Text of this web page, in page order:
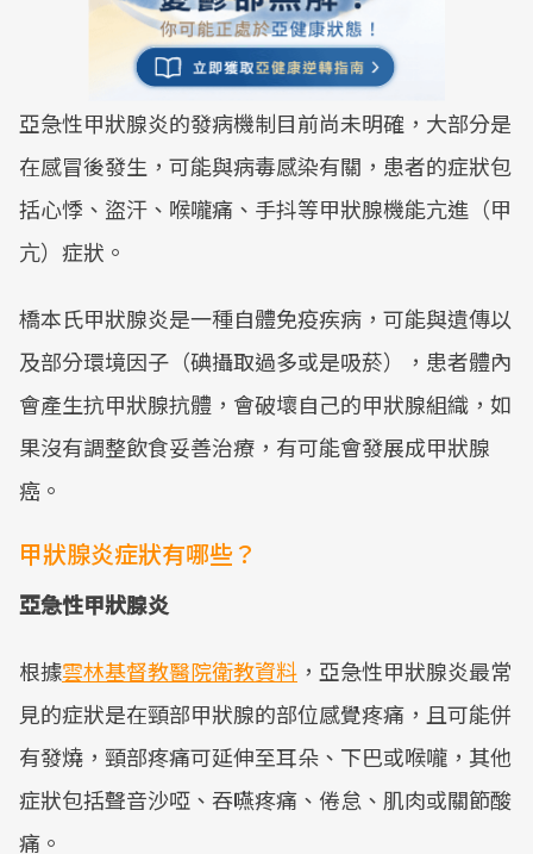
亞急性甲狀腺炎的發病機制目前尚未明確，大部分是
在感冒後發生，可能與病毒感染有關，患者的症狀包
括心悸、盜汗、喉嚨痛、手抖等甲狀腺機能亢進（甲
亢）症狀。
橋本氏甲狀腺炎是一種自體免疫疾病，可能與遺傳以
及部分環境因子（碘攝取過多或是吸菸），患者體內
會產生抗甲狀腺抗體，會破壞自己的甲狀腺組織，如
果沒有調整飲食妥善治療，有可能會發展成甲狀腺
癌。
甲狀腺炎症狀有哪些？
亞急性甲狀腺炎
根據雲林基督教醫院衛教資料 ，亞急性甲狀腺炎最常
見的症狀是在頸部甲狀腺的部位感覺疼痛，且可能併
有發燒，頸部疼痛可延伸至耳朵、下巴或喉嚨，其他
症狀包括聲音沙啞、吞嚥疼痛、倦怠、肌肉或關節酸
痛。